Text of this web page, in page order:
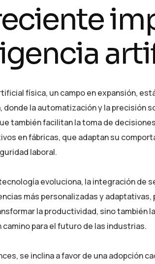
física, un campo en expansión,
donde la automatización y la precisión
también facilitan la toma de
en fábricas, que adaptan su
laboral.
evoluciona, la integración
más personalizadas y
la productividad, sino también
camino para el futuro de las industrias.
se inclina a favor de una adopción